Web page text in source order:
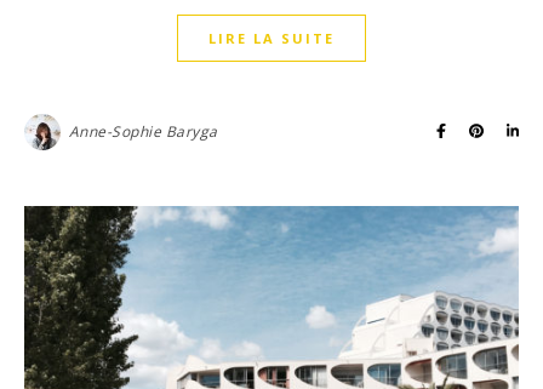
LIRE LA SUITE
Anne-Sophie Baryga